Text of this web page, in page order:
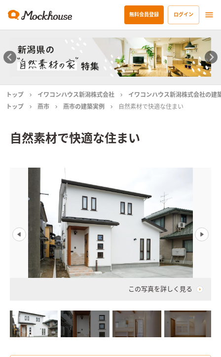
無料会員登録 ログイン
トップ イワコンハウス新潟株式会社
イワコンハウス新潟株式会社の建
トップ
燕市 燕市の建築実例 自然素材で快適な住まい
自然素材で快適な住まい
この写真を詳しく見る